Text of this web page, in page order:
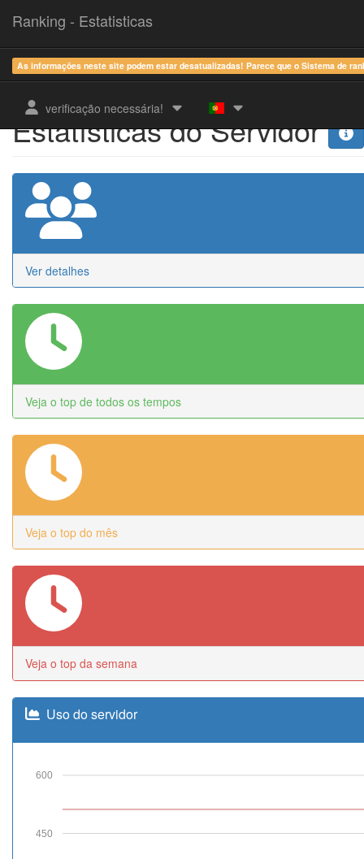
Ranking - Estatisticas
As informações neste site podem estar desatualizadas! Parece que o Sistema de
verificação necessária!
Estatísticas do Servidor
Ver detalhes
Veja o top de todos os tempos
Veja o top do mês
Veja o top da semana
Uso do servidor
450
600